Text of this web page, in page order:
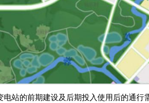
站的前期建设及后期投入使用后的通